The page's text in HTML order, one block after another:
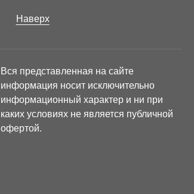
Наверх
Вся представленная на сайте
информация носит исключительно
информационный характер и ни при
каких условиях не является публичной
офертой.